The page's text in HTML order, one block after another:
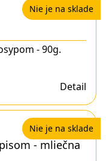
Nie je na sklade
- 90g.
Detail
Nie je na sklade
- mliečna